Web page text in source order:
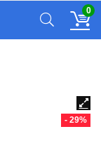
0
- 29%